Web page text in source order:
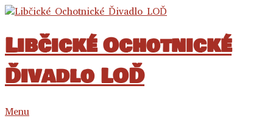
Libčické Ochotnické
Ďivadlo LOĎ
Menu